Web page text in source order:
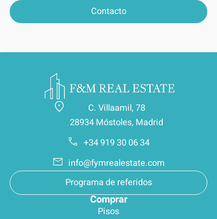
Contacto
C. Villaamil, 78
28934 Móstoles, Madrid
+34 919 30 06 34
info@fymrealestate.com
Programa de referidos
Comprar
Pisos